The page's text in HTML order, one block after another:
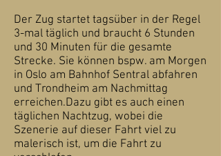
Der Zug startet tagsüber in der Regel
3-mal täglich und braucht 6 Stunden
und 30 Minuten für die gesamte
Strecke. Sie können bspw. am Morgen
in Oslo am Bahnhof Sentral abfahren
und Trondheim am Nachmittag
erreichen.Dazu gibt es auch einen
täglichen Nachtzug, wobei die
Szenerie auf dieser Fahrt viel zu
malerisch ist, um die Fahrt zu